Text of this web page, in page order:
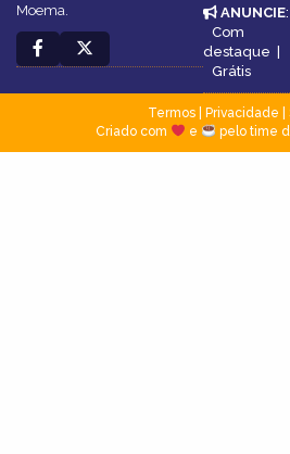
Moema.
ANUNCIE:
Com
destaque
Grátis
Termos| Privacidade
Criado com
e pelo time